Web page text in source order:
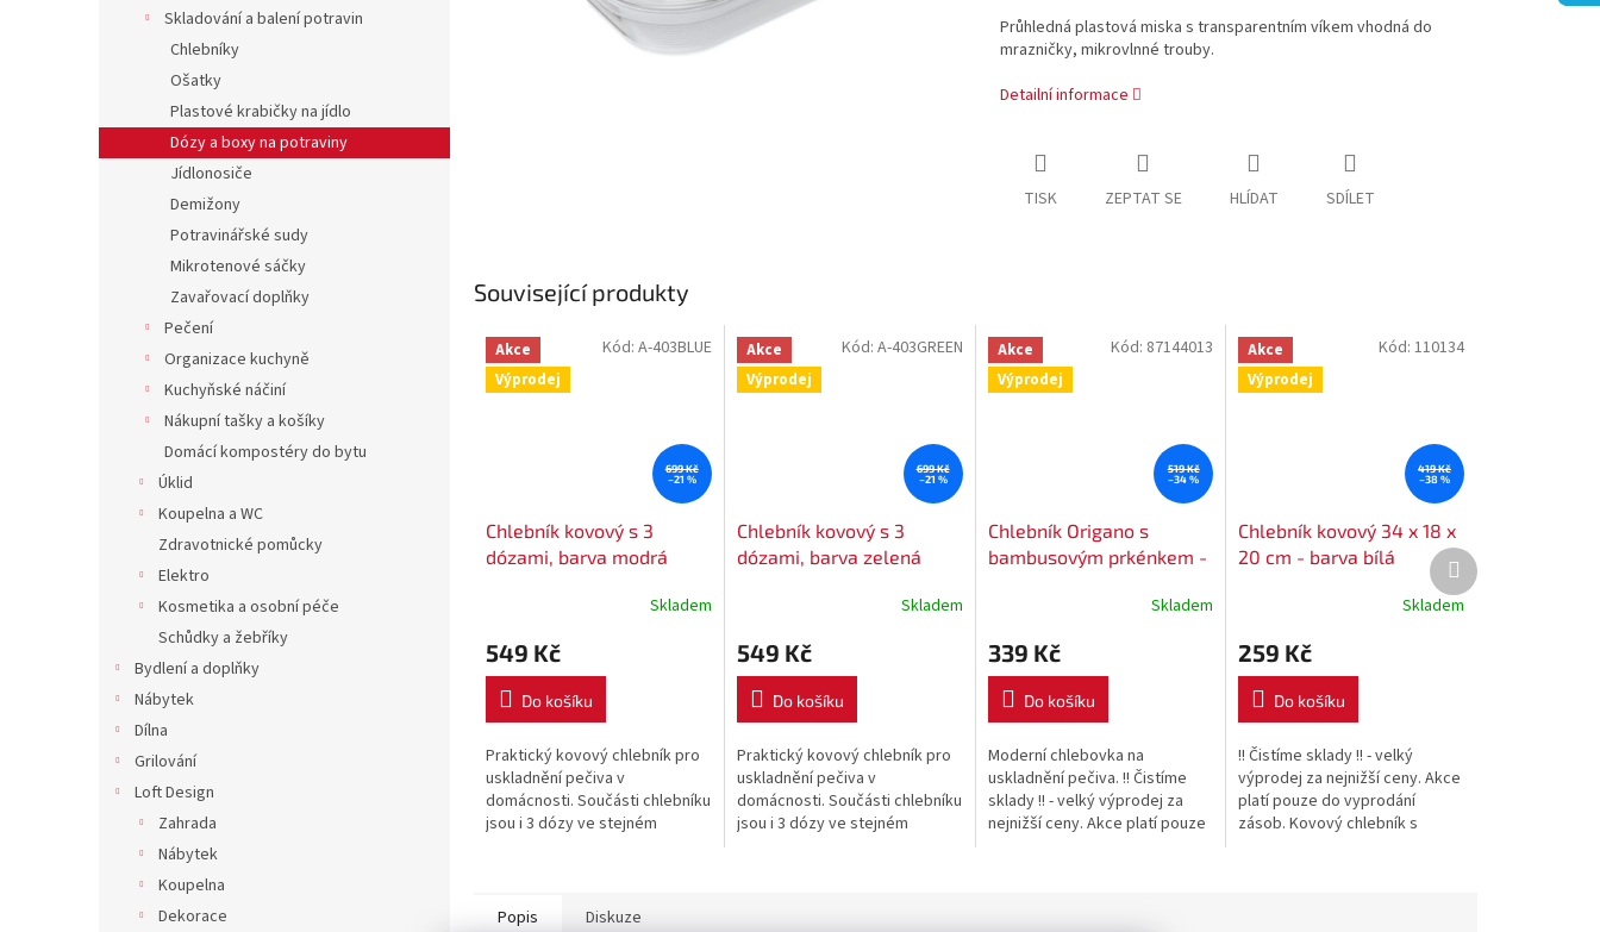
Skladování a balení potravin
Chlebníky
Ošatky
Plastové krabičky na jídlo
Dózy a boxy na potraviny
Jídlonosiče
Demižony
Potravinářské sudy
Mikrotenové sáčky
Zavařovací doplňky
Pečení
Organizace kuchyně
Kuchyňské náčiní
Nákupní tašky a košíky
Domácí kompostéry do bytu
Úklid
Koupelna a WC
Zdravotnické pomůcky
Elektro
Kosmetika a osobní péče
Schůdky a žebříky
Bydlení a doplňky
Nábytek
Dílna
Grilování
Loft Design
Zahrada
Nábytek
Koupelna
Dekorace
Průhledná plastová miska s transparentním víkem vhodná do
mrazničky, mikrovlnné trouby.
Detailní informace
TISK ZEPTAT SE HLÍDAT SDÍLET
Související produkty
Akce
Výprodej
699 Kč
–21 %
Chlebník kovový s 3
dózami, barva modrá
Skladem
549 Kč
Do košíku
Praktický kovový chlebník pro
uskladnění pečiva v
domácnosti. Součásti chlebníku
jsou i 3 dózy ve stejném
Kód: A-403BLUE
Akce
Výprodej
699 Kč
–21 %
Chlebník kovový s 3
dózami, barva zelená
Skladem
549 Kč
Do košíku
Praktický kovový chlebník pro
uskladnění pečiva v
domácnosti. Součásti chlebníku
jsou i 3 dózy ve stejném
Kód: A-403GREEN
Akce
Výprodej
519 Kč
–34 %
Chlebník Origano s
bambusovým prkénkem -
Skladem
339 Kč
Do košíku
Moderní chlebovka na
uskladnění pečiva. !! Čistíme
sklady !! - velký výprodej za
nejnižší ceny. Akce platí pouze
Kód: 87144013
Akce
Výprodej
419 Kč
–38 %
Chlebník kovový 34 x 18 x
20 cm - barva bílá
Skladem
259 Kč
Do košíku
!! Čistíme sklady !! - velký
výprodej za nejnižší ceny. Akce
platí pouze do vyprodání
zásob. Kovový chlebník s
Kód: 110134
Další
produkt
Popis Diskuze